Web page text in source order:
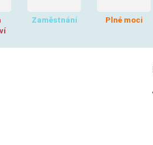
Zaměstnání Plné moci